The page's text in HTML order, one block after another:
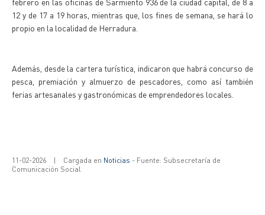
12 y de 17 a 19 horas, mientras que, los fines de semana, se hará lo
propio en la localidad de Herradura.
Además, desde la cartera turística, indicaron que habrá concurso de
pesca, premiación y almuerzo de pescadores, como así también
ferias artesanales y gastronómicas de emprendedores locales.
11-02-2026 | Cargada en Noticias - Fuente: Subsecretaría de
Comunicación Social